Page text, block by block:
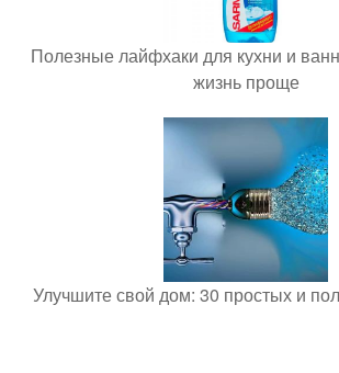
Полезные лайфхаки для кухни и
жизнь проще
Улучшите свой дом: 30 простых и